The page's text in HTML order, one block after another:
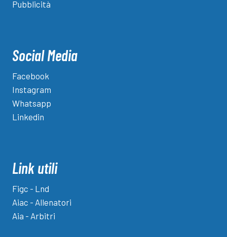
Pubblicità
Social Media
Facebook
Instagram
Whatsapp
Linkedin
Link utili
Figc - Lnd
Aiac - Allenatori
Aia - Arbitri